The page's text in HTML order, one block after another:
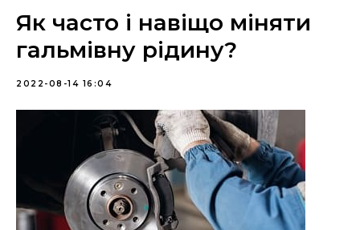
Як часто і навіщо міняти
гальмівну рідину?
2022-08-14 16:04